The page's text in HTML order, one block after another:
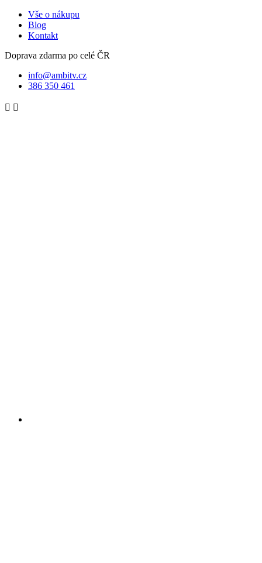
Vše o nákupu
Blog
Kontakt
Doprava zdarma po celé ČR
info@ambitv.cz
386 350 461
 